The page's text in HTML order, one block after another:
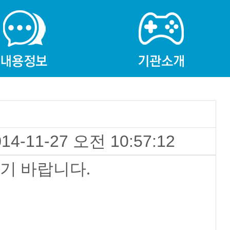
11-27 오전 10:57:12
바랍니다.